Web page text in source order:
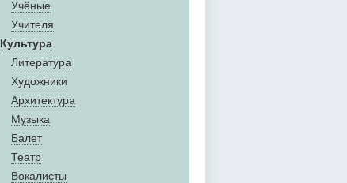
Учёные
Учителя
Культура
Литература
Художники
Aрхитектура
Музыка
Балет
Театр
Вокалисты